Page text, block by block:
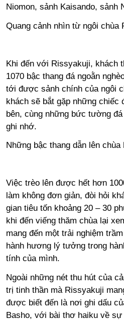
Niomon, sảnh Kaisando, sảnh
Quang cảnh nhìn từ ngôi chùa
Khi đến với Rissyakuji, khách
1070 bậc thang đá ngoằn
tới được sảnh chính của ngôi
khách sẽ bắt gặp những chiếc
bên, cùng những bức tường
ghi nhớ.
Những bậc thang dẫn lên chùa
Việc trèo lên được hết hơn
làm không đơn giản, đòi hỏi
gian tiêu tốn khoảng 20 – 30
khi đến viếng thăm chùa lại
mang đến một trải nghiệm
hành hương lý tưởng trong
tính của mình.
Ngoài những nét thu hút của
trị tinh thần mà Rissyakuji
được biết đến là nơi ghi dấu
Basho, với bài thơ haiku về